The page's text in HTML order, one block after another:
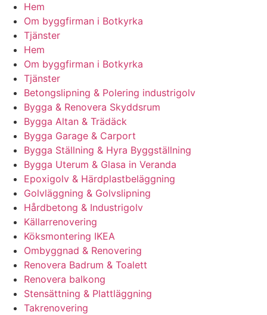
Hem
Om byggfirman i Botkyrka
Tjänster
Hem
Om byggfirman i Botkyrka
Tjänster
Betongslipning & Polering industrigolv
Bygga & Renovera Skyddsrum
Bygga Altan & Trädäck
Bygga Garage & Carport
Bygga Ställning & Hyra Byggställning
Bygga Uterum & Glasa in Veranda
Epoxigolv & Härdplastbeläggning
Golvläggning & Golvslipning
Hårdbetong & Industrigolv
Källarrenovering
Köksmontering IKEA
Ombyggnad & Renovering
Renovera Badrum & Toalett
Renovera balkong
Stensättning & Plattläggning
Takrenovering